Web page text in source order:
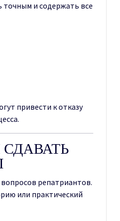
и содержать все
привести к отказу
репатриантов.
или практический